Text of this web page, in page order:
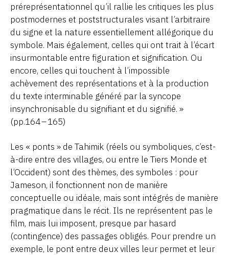
préreprésentationnel qu’il rallie les critiques les plus
postmodernes et poststructurales visant l’arbitraire
du signe et la nature essentiellement allégorique du
symbole. Mais également, celles qui ont trait à l’écart
insurmontable entre figuration et signification. Ou
encore, celles qui touchent à l’impossible
achèvement des représentations et à la production
du texte interminable généré par la syncope
insynchronisable du signifiant et du signifié. »
(pp.164 – 165)
Les « ponts » de Tahimik (réels ou symboliques, c’est-
à-dire entre des villages, ou entre le Tiers Monde et
l’Occident) sont des thèmes, des symboles : pour
Jameson, il fonctionnent non de manière
conceptuelle ou idéale, mais sont intégrés de manière
pragmatique dans le récit. Ils ne représentent pas le
film, mais lui imposent, presque par hasard
(contingence) des passages obligés. Pour prendre un
exemple, le pont entre deux villes leur permet et leur